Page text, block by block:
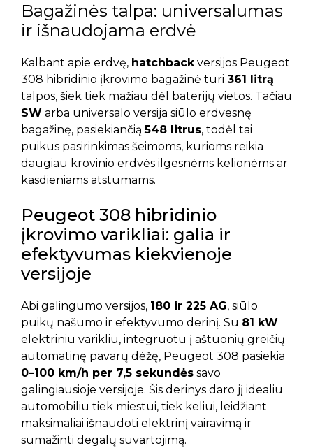
Bagažinės talpa: universalumas
ir išnaudojama erdvė
Kalbant apie erdvę, hatchbackversijos Peugeot
308 hibridinio įkrovimo bagažinė turi 361 litrą
talpos, šiek tiek mažiau dėl baterijų vietos. Tačiau
SW arba universalo versija siūlo erdvesnę
bagažinę, pasiekiančią548 litrus, todėl tai
puikus pasirinkimas šeimoms, kurioms reikia
daugiau krovinio erdvės ilgesnėms kelionėms ar
kasdieniams atstumams.
Peugeot 308 hibridinio
įkrovimo varikliai: galia ir
efektyvumas kiekvienoje
versijoje
Abi galingumo versijos, 180 ir 225 AG, siūlo
puikų našumo ir efektyvumo derinį. Su 81 kW
elektriniu varikliu, integruotu į aštuonių greičių
automatinę pavarų dėžę, Peugeot 308 pasiekia
0–100 km/h per 7,5 sekundės savo
galingiausioje versijoje. Šis derinys daro jį idealiu
automobiliu tiek miestui, tiek keliui, leidžiant
maksimaliai išnaudoti elektrinį vairavimą ir
sumažinti degalų suvartojimą.